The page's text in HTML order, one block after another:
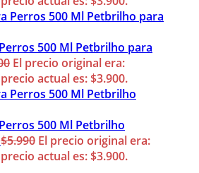
500 Ml Petbrilho para
El precio original era:
precio actual es: $3.900.
500 Ml Petbrilho
$5.990 El precio original era:
precio actual es: $3.900.